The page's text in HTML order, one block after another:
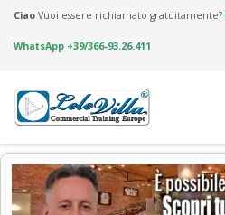
Ciao Vuoi essere richiamato gratuitamente?
WhatsApp +39/366-93.26.411
Skip
to
content